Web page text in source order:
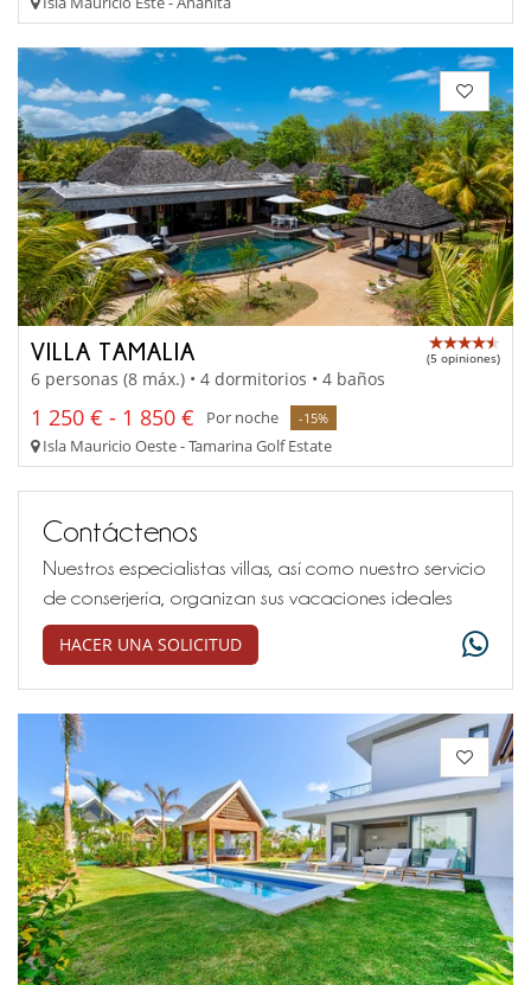
VILLA TAMALIA (5 opiniones)
6 personas (8 máx.) • 4 dormitorios • 4 baños
1 250 € - 1 850 € Por noche -15%
Isla Mauricio Oeste - Tamarina Golf Estate
Contáctenos
Nuestros especialistas villas, así como nuestro servicio
de conserjería, organizan sus vacaciones ideales
HACER UNA SOLICITUD